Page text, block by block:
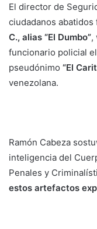
El director de
ciudadanos
C., alias “El Dumbo”,
funcionario policial
pseudónimo “El
venezolana.
Ramón Cabeza
inteligencia del
Penales y
estos artefactos